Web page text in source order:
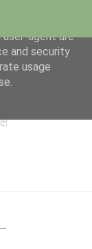
its services
user-agent are
and security
usage